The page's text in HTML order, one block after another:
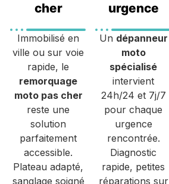
cher
Immobilisé en
ville ou sur voie
rapide, le
remorquage
moto pas cher
reste une
solution
parfaitement
accessible.
Plateau adapté,
sanglage soigné
urgence
Un dépanneur
moto
spécialisé
intervient
24h/24 et 7j/7
pour chaque
urgence
rencontrée.
Diagnostic
rapide, petites
réparations sur